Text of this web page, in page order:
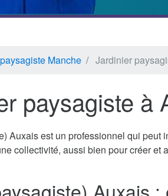
Manche Jardinier
paysagiste à
Auxais est un professionnel qui peut
collectivité, aussi bien pour créer et